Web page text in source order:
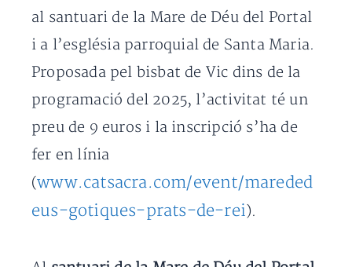
al santuari de la Mare de Déu del Portal
i a l’església parroquial de Santa Maria.
Proposada pel bisbat de Vic dins de la
programació del 2025, l’activitat té un
preu de 9 euros i la inscripció s’ha de
fer en línia
(www.catsacra.com/event/mareded
eus-gotiques-prats-de-rei).